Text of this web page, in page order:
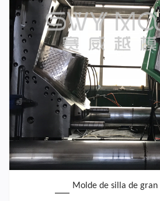
Molde de silla de